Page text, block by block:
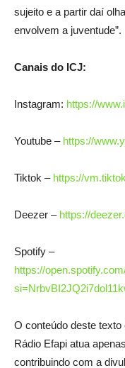
sujeito e a partir daí
envolvem a juventude”.
Canais do ICJ:
Instagram: https://
Youtube – https://
Tiktok – https://
Deezer – https://
Spotify –
https://
O conteúdo deste texto
Rádio Efapi atua
contribuindo com a